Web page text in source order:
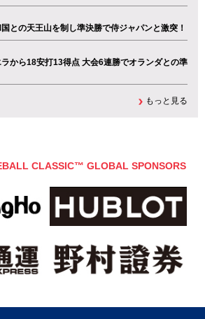
との天王山を制し準決勝で侍ジャパンと激突！
から18安打13得点 大会6連勝でオランダとの準
もっと見る
CLASSIC™ GLOBAL SPONSORS